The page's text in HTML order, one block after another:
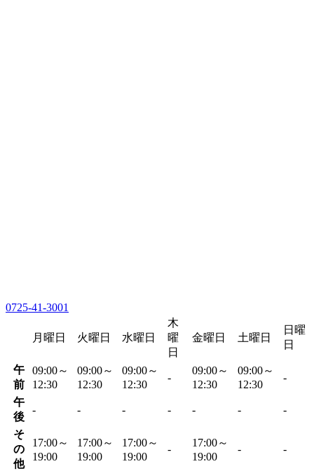
0725-41-3001
月曜日 火曜日 水曜日
木
曜
日
金曜日 土曜日
日曜
日
午
前
09:00～
12:30
09:00～
12:30
09:00～
12:30
-
09:00～
12:30
09:00～
12:30
-
午
後
- - - - - - -
そ
の
他
17:00～
19:00
17:00～
19:00
17:00～
19:00
-
17:00～
19:00
- -